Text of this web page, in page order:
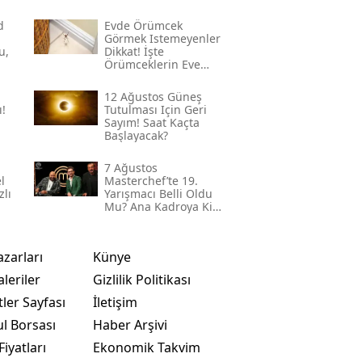
Evde Örümcek
Görmek Istemeyenler
Dikkat! İşte
Örümceklerin Eve
Yöntem
12 Ağustos Güneş
Tutulması Için Geri
Sayım! Saat Kaçta
Başlayacak?
7 Ağustos
Masterchef’te 19.
Yarışmacı Belli Oldu
Mu? Ana Kadroya Kim
Sayfası
Borsası
Künye
Gizlilik Politikası
İletişim
Haber Arşivi
Ekonomik Takvim